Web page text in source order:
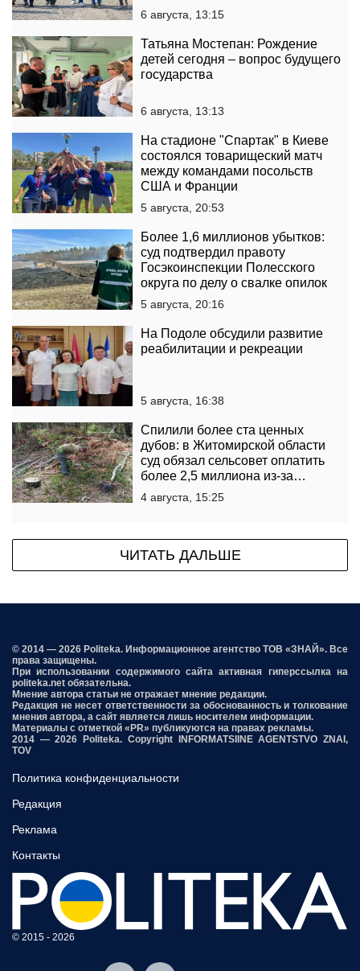
переселенцев при поддержке
Эстонии
6 августа, 13:15
Татьяна Мостепан: Рождение
детей сегодня – вопрос будущего
государства
6 августа, 13:13
На стадионе "Спартак" в Киеве
состоялся товарищеский матч
между командами посольств
США и Франции
5 августа, 20:53
Более 1,6 миллионов убытков:
суд подтвердил правоту
Госэкоинспекции Полесского
округа по делу о свалке опилок
5 августа, 20:16
На Подоле обсудили развитие
реабилитации и рекреации
5 августа, 16:38
Спилили более ста ценных
дубов: в Житомирской области
суд обязал сельсовет оплатить
более 2,5 миллиона из-за
уничтоженного леса
4 августа, 15:25
ЧИТАТЬ ДАЛЬШЕ
© 2014 — 2026 Politeka. Информационное агентство ТОВ «ЗНАЙ». Все
права защищены.
При использовании содержимого сайта активная гиперссылка на
politeka.net обязательна.
Мнение автора статьи не отражает мнение редакции.
Редакция не несет ответственности за обоснованность и толкование
мнения автора, а сайт является лишь носителем информации.
Материалы с отметкой «PR» публикуются на правах рекламы.
2014 — 2026 Politeka. Copyright INFORMATSIINE AGENTSTVO ZNAI,
TOV
Политика конфиденциальности
Редакция
Реклама
Контакты
© 2015 - 2026